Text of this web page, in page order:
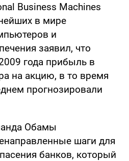
Business Machines
в мире
и
заявил, что
года прибыль в
на акцию, в то время
прогнозировали
Обамы
шаги для
банков, который